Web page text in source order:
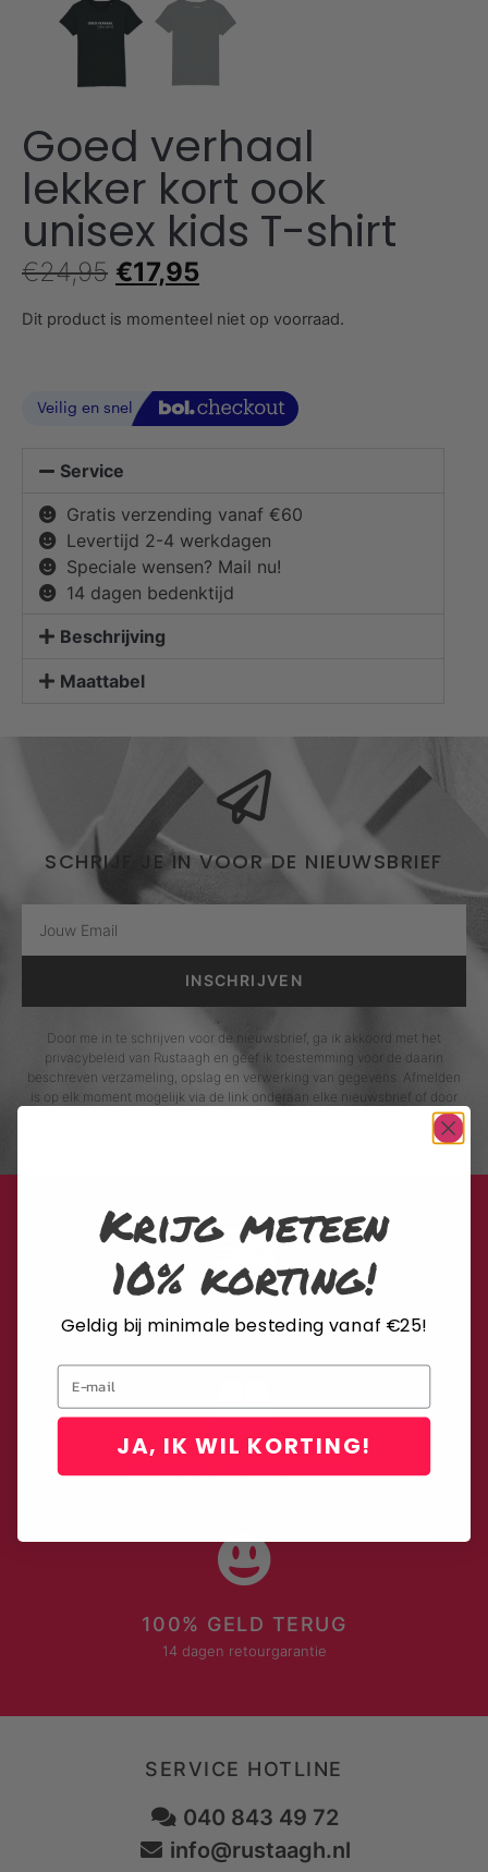
Goed verhaal
lekker kort ook
unisex kids T-shirt
€24,95 €17,95
Dit product is momenteel niet op voorraad.
Service
Gratis verzending vanaf €60
Levertijd 2-4 werkdagen
Speciale wensen? Mail nu!
14 dagen bedenktijd
Beschrijving
Maattabel
SCHRIJF JE IN VOOR DE NIEUWSBRIEF
INSCHRIJVEN
Door me in te schrijven voor de nieuwsbrief, ga ik akkoord met het
privacybeleid van Rustaagh en geef ik toestemming voor de daarin
beschreven verzameling, opslag en verwerking van gegevens. Afmelden
is op elk moment mogelijk via de link onderaan elke nieuwsbrief of door
LEVERING MET DHL
GRATIS VERZENDING
100% GELD TERUG
14 dagen retourgarantie
SERVICE HOTLINE
040 843 49 72
info@rustaagh.nl
Krijg meteen
10% korting!
Geldig bij minimale besteding vanaf €25!
Email
JA, IK WIL KORTING!